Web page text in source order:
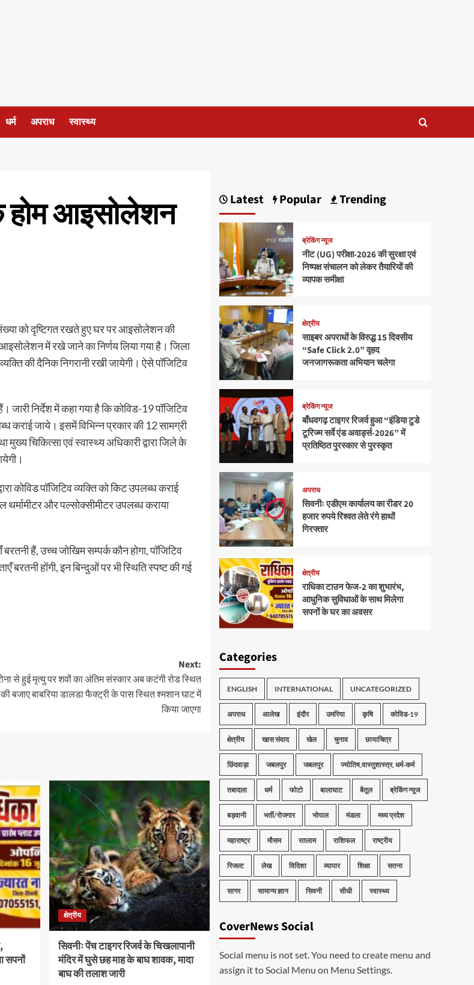
धर्म अपराध स्वास्थ्य
होम आइसोलेशन
को दृष्टिगत रखते हुए घर पर आइसोलेशन की
में रखे जाने का निर्णय लिया गया है। जिला
की दैनिक निगरानी रखी जायेगी। ऐसे पॉजिटिव
निर्देश में कहा गया है कि कोविड-19 पॉजिटिव
जाये। इसमें विभिन्न प्रकार की 12 सामग्री
चिकित्सा एवं स्वास्थ्य अधिकारी द्वारा जिले के
कोविड पॉजिटिव व्यक्ति को किट उपलब्ध कराई
थर्मामीटर और पल्सोक्सीमीटर उपलब्ध कराया
हैं, उच्च जोखिम सम्पर्क कौन होगा, पॉजिटिव
होंगी, इन बिन्दुओं पर भी स्थिति स्पष्ट की गई
Next:
से हुई मृत्यु पर शवों का अंतिम संस्कार अब कटंगी रोड स्थित
की बजाए बाबरिया डालडा फैक्ट्री के पास स्थित श्मशान घाट में
किया जाएगा
सपनों
क्षेत्रीय
सिवनीः पेंच टाइगर रिजर्व के चिखलापानी
मंदिर में घुसे छह माह के बाघ शावक, मादा
बाघ की तलाश जारी
Latest Popular Trending
ब्रेकिंग न्यूज
नीट (UG) परीक्षा-2026 की सुरक्षा एवं
निष्पक्ष संचालन को लेकर तैयारियों की
व्यापक समीक्षा
क्षेत्रीय
साइबर अपराधों के विरुद्ध 15 दिवसीय
“Safe Click 2.0” वृहद
जनजागरूकता अभियान चलेगा
ब्रेकिंग न्यूज
बाँधवगढ़ टाइगर रिजर्व हुआ “इंडिया टुडे
टूरिज्म सर्वे एंड अवार्ड्स-2026” में
प्रतिष्ठित पुरस्कार से पुरस्कृत
अपराध
सिवनीः एडीएम कार्यालय का रीडर 20
हजार रुपये रिश्वत लेते रंगे हाथों
गिरफ्तार
क्षेत्रीय
राधिका टाउन फेज-2 का शुभारंभ,
आधुनिक सुविधाओं के साथ मिलेगा
सपनों के घर का अवसर
Categories
ENGLISH INTERNATIONAL UNCATEGORIZED
अपराध आलेख इंदौर उमरिया कृषि कोविड-19
क्षेत्रीय खास संवाद खेल चुनाव छायाचित्र
छिंदवाड़ा जबलपुर जबलपुर ज्योतिष,वास्तुशास्त्र, धर्म-कर्म
तबादला धर्म फोटो बालाघाट बैतूल ब्रेकिंग न्यूज
बड़वानी भर्ती/रोजगार भोपाल मंडला मध्य प्रदेश
महाराष्ट्र मौसम रतलाम राशिफल राष्ट्रीय
रिजल्ट लेख विदिशा व्यापार शिक्षा सतना
सागर सामान्य ज्ञान सिवनी सीधी स्वास्थ्य
CoverNews Social
Social menu is not set. You need to create menu and
assign it to Social Menu on Menu Settings.